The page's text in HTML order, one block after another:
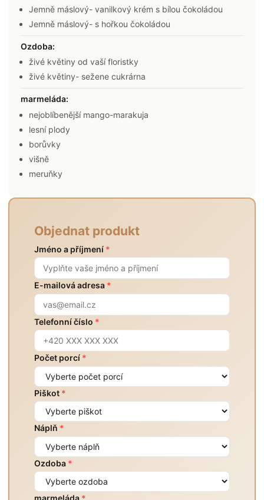
Jemně máslový- vanilkový krém s bílou čokoládou
Jemně máslový- s hořkou čokoládou
Ozdoba:
živé květiny od vaší floristky
živé květiny- sežene cukrárna
marmeláda:
nejoblíbenější mango-marakuja
lesní plody
borůvky
višně
meruňky
Objednat produkt
Jméno a příjmení *
E-mailová adresa *
Telefonní číslo *
Počet porcí *
Piškot *
Náplň *
Ozdoba *
marmeláda *